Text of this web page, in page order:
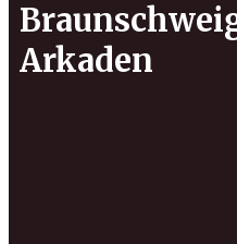
Arkaden